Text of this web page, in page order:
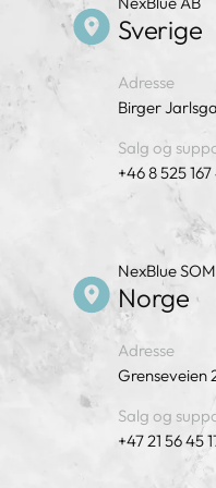
Sverige
Adresse
Birger
Salg og
+46 8 525
NexBlue SOM
Norge
Adresse
Grenseveien
Salg og
+47 21 56 45